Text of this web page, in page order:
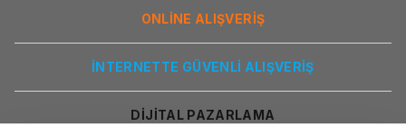
ONLİNE ALIŞVERİŞ
İNTERNETTE GÜVENLİ ALIŞVERİŞ
DİJİTAL PAZARLAMA